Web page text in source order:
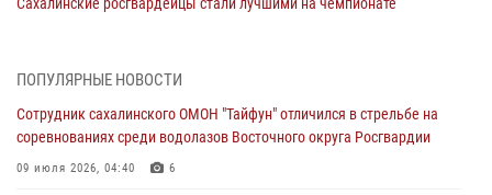
методические сборы с сотрудниками контрольно-технических
пунктов
30 июля 2026, 07:18
ПОПУЛЯРНЫЕ НОВОСТИ
Сотрудник сахалинского ОМОН "Тайфун" отличился в стрельбе на
соревнованиях среди водолазов Восточного округа Росгвардии
09 июля 2026, 04:40 6